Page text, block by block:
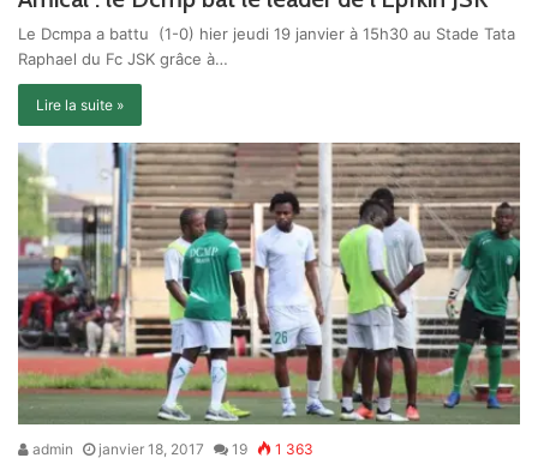
Le Dcmpa a battu (1-0) hier jeudi 19 janvier à 15h30 au Stade Tata
Raphael du Fc JSK grâce à…
Lire la suite »
admin janvier 18, 2017 19 1 363